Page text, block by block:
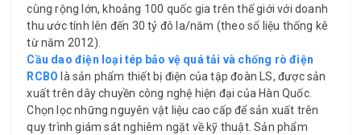
cùng rộng lớn, khoảng 100 quốc gia trên thế giới với doanh
thu ước tính lên đến 30 tỷ đô la/năm (theo số liệu thống kê
từ năm 2012).
Cầu dao điện loại tép bảo vệ quá tải và chống rò điện
RCBO là sản phẩm thiết bị điện của tập đoàn LS, được sản
xuất trên dây chuyền công nghệ hiện đại của Hàn Quốc.
Chọn lọc những nguyên vật liệu cao cấp để sản xuất trên
quy trình giám sát nghiêm ngặt về kỹ thuật. Sản phẩm